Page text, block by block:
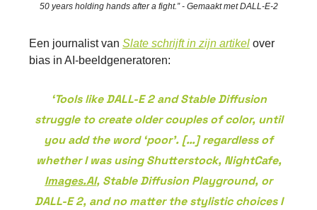
50 years holding hands after a fight.” - Gemaakt met DALL-E-2
Een journalist van Slate schrijft in zijn artikel over
bias in AI-beeldgeneratoren:
‘Tools like DALL-E 2 and Stable Diffusion
struggle to create older couples of color, until
you add the word ‘poor’. […] regardless of
whether I was using Shutterstock, NightCafe,
Images.AI, Stable Diffusion Playground, or
DALL-E 2, and no matter the stylistic choices I